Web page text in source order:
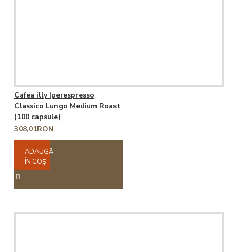
Cafea illy Iperespresso
Classico Lungo Medium Roast
(100 capsule)
308,01RON
ADAUGĂ
ÎN COŞ